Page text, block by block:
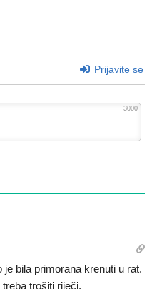
Prijavite se
3000
bila primorana krenuti u rat.
trošiti riječi.